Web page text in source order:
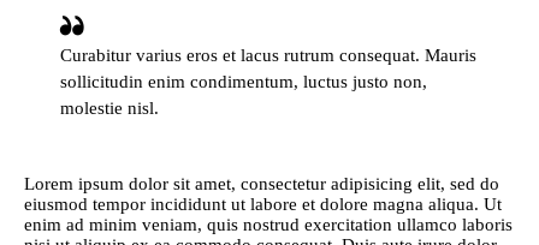
Curabitur varius eros et lacus rutrum consequat. Mauris
sollicitudin enim condimentum, luctus justo non,
molestie nisl.
Lorem ipsum dolor sit amet, consectetur adipisicing elit, sed do
eiusmod tempor incididunt ut labore et dolore magna aliqua. Ut
enim ad minim veniam, quis nostrud exercitation ullamco laboris